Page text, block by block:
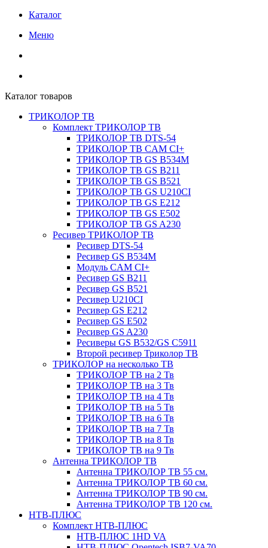
Каталог
Меню
Каталог товаров
ТРИКОЛОР ТВ
Комплект ТРИКОЛОР ТВ
ТРИКОЛОР ТВ DTS-54
ТРИКОЛОР ТВ CAM CI+
ТРИКОЛОР ТВ GS B534M
ТРИКОЛОР ТВ GS B211
ТРИКОЛОР ТВ GS B521
ТРИКОЛОР ТВ GS U210CI
ТРИКОЛОР ТВ GS E212
ТРИКОЛОР ТВ GS E502
ТРИКОЛОР ТВ GS A230
Ресивер ТРИКОЛОР ТВ
Ресивер DTS-54
Ресивер GS B534M
Модуль CAM CI+
Ресивер GS B211
Ресивер GS B521
Ресивер U210CI
Ресивер GS E212
Ресивер GS E502
Ресивер GS A230
Ресиверы GS B532/GS C5911
Второй ресивер Триколор ТВ
ТРИКОЛОР на несколько ТВ
ТРИКОЛОР ТВ на 2 Тв
ТРИКОЛОР ТВ на 3 Тв
ТРИКОЛОР ТВ на 4 Тв
ТРИКОЛОР ТВ на 5 Тв
ТРИКОЛОР ТВ на 6 Тв
ТРИКОЛОР ТВ на 7 Тв
ТРИКОЛОР ТВ на 8 Тв
ТРИКОЛОР ТВ на 9 Тв
Антенна ТРИКОЛОР ТВ
Антенна ТРИКОЛОР ТВ 55 см.
Антенна ТРИКОЛОР ТВ 60 см.
Антенна ТРИКОЛОР ТВ 90 см.
Антенна ТРИКОЛОР ТВ 120 см.
НТВ-ПЛЮС
Комплект НТВ-ПЛЮС
НТВ-ПЛЮС 1HD VA